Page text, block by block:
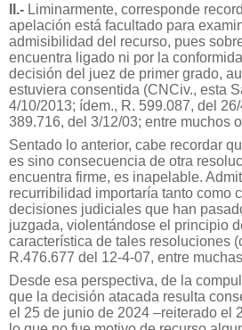
II.- Liminarmente, corresponde
apelación está facultado para
admisibilidad del recurso, pues
encuentra ligado ni por la
decisión del juez de primer grado,
estuviera consentida (CNCiv., esta
4/10/2013; ídem., R. 599.087, del
389.716, del 3/12/03; entre muchos
Sentado lo anterior, cabe recordar
es sino consecuencia de otra
encuentra firme, es inapelable.
recurribilidad importaría tanto como
decisiones judiciales que han
juzgada, violentándose el principio
característica de tales resoluciones
R.476.677 del 12-4-07, entre
Desde esa perspectiva, de la
que la decisión atacada resulta
el 25 de junio de 2024 –reiterado el